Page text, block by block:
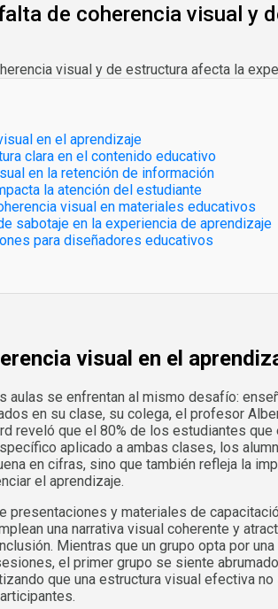
de coherencia visual y
en el aprendizaje
clara en el contenido educativo
en la retención de información
la atención del estudiante
visual en materiales educativos
sabotaje en la experiencia de aprendizaje
para diseñadores educativos
visual en el
aulas se enfrentan al mismo desafío:
en su clase, su colega, el profesor
reveló que el 80% de los estudiantes
aplicado a ambas clases, los
en cifras, sino que también refleja la
el aprendizaje.
presentaciones y materiales de
una narrativa visual coherente y
Mientras que un grupo opta por
el primer grupo se siente
que una estructura visual efectiva